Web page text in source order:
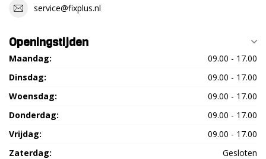
service@fixplus.nl
Openingstijden
Maandag:
09.00 - 17.00
Dinsdag:
09.00 - 17.00
Woensdag:
09.00 - 17.00
Donderdag:
09.00 - 17.00
Vrijdag:
09.00 - 17.00
Zaterdag:
Gesloten